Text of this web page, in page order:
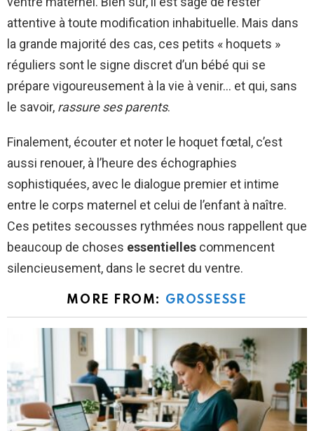
attentive à toute modification inhabituelle. Mais dans
la grande majorité des cas, ces petits « hoquets »
réguliers sont le signe discret d’un bébé qui se
prépare vigoureusement à la vie à venir… et qui, sans
le savoir, rassure ses parents.
Finalement, écouter et noter le hoquet fœtal, c’est
aussi renouer, à l’heure des échographies
sophistiquées, avec le dialogue premier et intime
entre le corps maternel et celui de l’enfant à naître.
Ces petites secousses rythmées nous rappellent que
beaucoup de choses essentielles commencent
silencieusement, dans le secret du ventre.
MORE FROM: GROSSESSE